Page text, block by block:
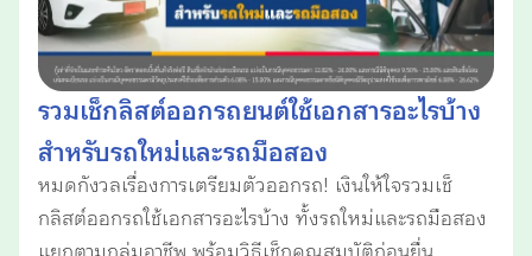
รวมเช็กลิสต์ออกรถยนต์ใช้เอกสารอะไรบ้าง
สำหรับรถใหม่และรถมือสอง
หมดกังวลเรื่องการเตรียมตัวออกรถ! เงินให้ใจรวมเช็
กลิสต์ออกรถใช้เอกสารอะไรบ้าง ทั้งรถใหม่และรถมือสอง